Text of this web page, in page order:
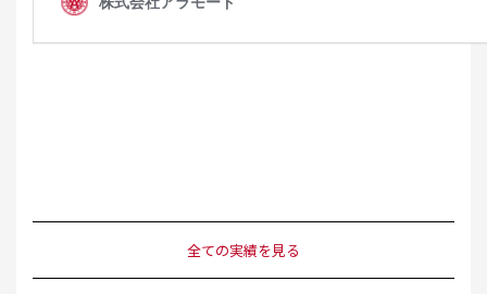
全ての実績を見る